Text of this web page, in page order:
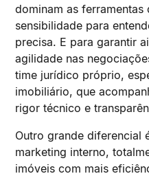
dominam as ferramentas
sensibilidade para
precisa. E para garantir
agilidade nas
time jurídico próprio,
imobiliário, que
rigor técnico e
Outro grande diferencial
marketing interno,
imóveis com mais